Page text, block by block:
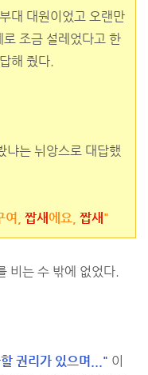
대 대원이었고 오랜만
조금 설레었다고 한
해 줬다.
냐는 뉘앙스로 대답했
, 짭새에요, 짭새 "
비는 수 밖에 없었다.
권리가 있으며..." 이